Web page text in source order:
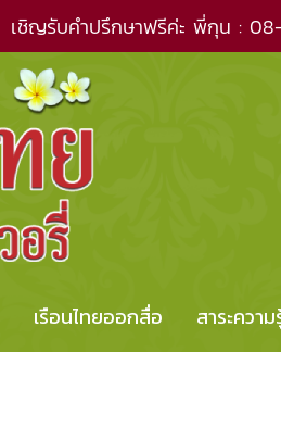
เชิญรับคำปรึกษาฟรีค่ะ พี่กุน :
เรือนไทยออกสื่อ สาระควา